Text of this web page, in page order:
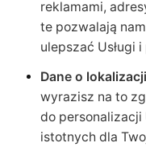
reklamami,
te pozwalają
ulepszać Usługi
Dane o
wyrazisz na to
do personalizacji
istotnych dla